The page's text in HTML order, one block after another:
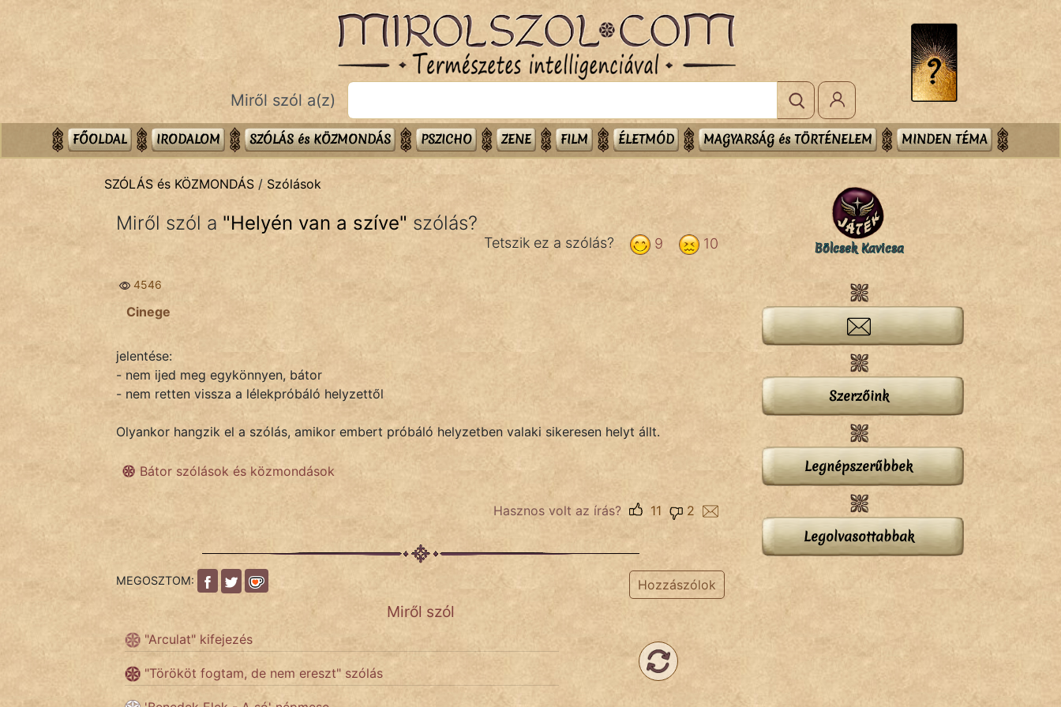
Bibliai
Közmondások
Szóláscsoportok
KÖZMONDÁS
FILM
Miről szól a(z)
FŐOLDAL IRODALOM SZÓLÁS és KÖZMONDÁS PSZICHO ZENE FILM ÉLETMÓD MAGYARSÁG és TÖRTÉNELEM MINDEN TÉMA
SZÓLÁS és KÖZMONDÁS / Szólások
Miről szól a "Helyén van a szíve" szólás?
10
9
Tetszik ez a szólás?
4546
Cinege
jelentése:
- nem ijed meg egykönnyen, bátor
- nem retten vissza a lélekpróbáló helyzettől
Olyankor hangzik el a szólás, amikor embert próbáló helyzetben valaki sikeresen helyt állt.
Bátor szólások és közmondások
Hasznos volt az írás? 2
11
MEGOSZTOM: Hozzászólok
Miről szól
"Arculat" kifejezés
"Törököt fogtam, de nem ereszt" szólás
Bölcsek Kavicsa
Szerzőink
Legnépszerűbbek
Legolvasottabbak